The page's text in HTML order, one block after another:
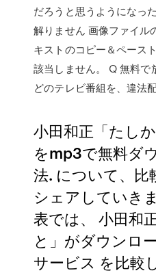
だろうと思うようになっ
解りません 画像ファイル
キストのコピー＆ペース
該当しません。 Q 無料で
どのテレビ番組を、違法
小田和正「たし
をmp3で無料ダ
法. について、比
シェアしていき
表では、 小田和
と」がダウンロ
サービス を比較